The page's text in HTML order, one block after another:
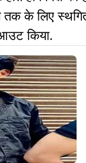
तक के लिए
किया.